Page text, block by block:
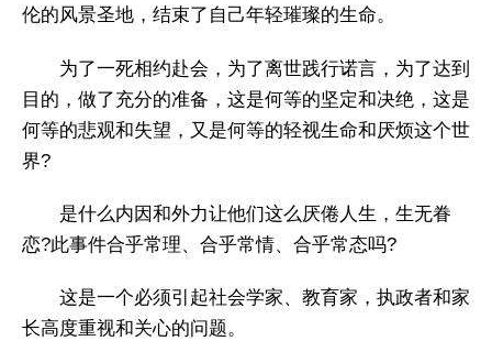
伦的风景圣地，结束了自己年轻璀璨的生命。
为了一死相约赴会，为了离世践行诺言，为了达到
目的，做了充分的准备，这是何等的坚定和决绝，这是
何等的悲观和失望，又是何等的轻视生命和厌烦这个世
界?
是什么内因和外力让他们这么厌倦人生，生无眷
恋?此事件合乎常理、合乎常情、合乎常态吗?
这是一个必须引起社会学家、教育家，执政者和家
长高度重视和关心的问题。